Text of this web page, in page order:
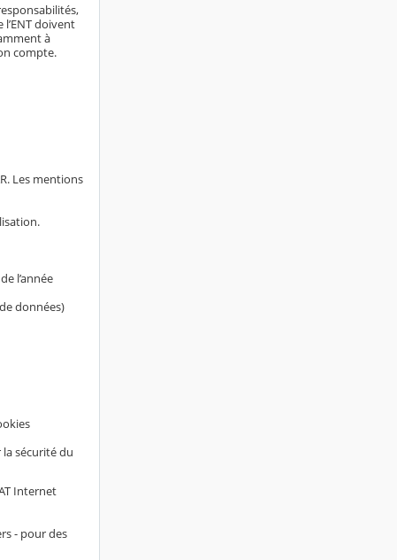
doivent
à
compte.
Les mentions
l’année
données)
sécurité du
Internet
- pour des